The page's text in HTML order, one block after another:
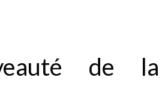
de la